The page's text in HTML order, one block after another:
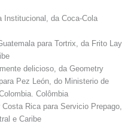
Institucional, da Coca-Cola
para Tortrix, da Frito Lay
delicioso, da Geometry
Pez León, do Ministerio de
Colômbia
Rica para Servicio Prepago,
e Caribe